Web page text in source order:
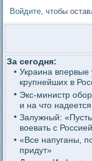
Войдите, чтобы
За сегодня:
Украина впервые
крупнейших в
Экс-министр
и на что надеется
Залужный:
воевать с
«Все напуганы,
придут»